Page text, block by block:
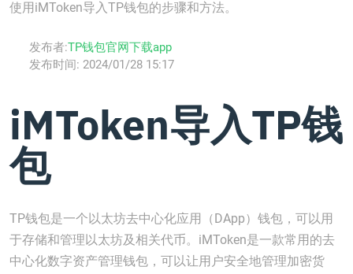
使用iMToken导入TP钱包的步骤和方法。
发布者:TP钱包官网下载app
发布时间: 2024/01/28 15:17
iMToken导入TP钱
包
TP钱包是一个以太坊去中心化应用（DApp）钱包，可以用
于存储和管理以太坊及相关代币。iMToken是一款常用的去
中心化数字资产管理钱包，可以让用户安全地管理加密货